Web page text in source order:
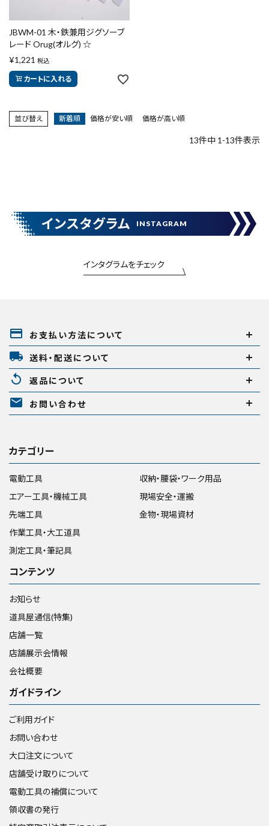
JBWM-01 木・鉄兼用ジグソーブ
レード Orug(オルグ) ☆
¥1,221 税込
カートに入れる
並び替え 新着順 価格が安い順 価格が高い順
13件中 1 -13件表示
インスタグラム INSTAGRAM
インタグラムをチェック
payment お支払い方法について
local_shipping 送料・配送について
replay 返品について
mail お問い合わせ
カテゴリー
電動工具
エアー工具・機械工具
先端工具
作業工具・大工道具
測定工具・筆記具
収納・腰袋・ワーク用品
現場安全・運搬
金物・現場資材
コンテンツ
お知らせ
道具屋通信(特集)
店舗一覧
店舗展示会情報
会社概要
ガイドライン
ご利用ガイド
お問い合わせ
大口注文について
店舗受け取りについて
電動工具の補償について
領収書の発行